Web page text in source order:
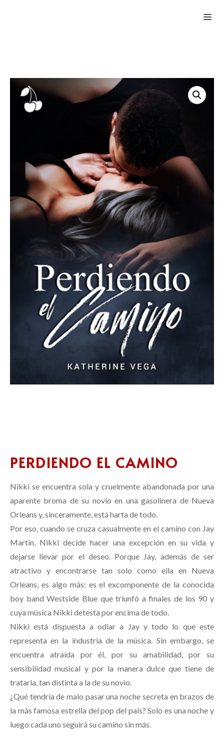
PERDIENDO EL CAMINO
Nikki se encuentra sola y cruelmente abandonada por una
aparente broma de su novio en una gasolinera de Nueva
Orleans y, sinceramente, está harta de todo.
Por eso, cuando se cruza casualmente en el camino con Jay
Martin, Nikki decide hacer una excepción en su vida y
dejarse llevar por el deseo. Porque Jay, además de ser
atractivo y encontrarse tan solo como ella en Nueva
Orleans, es algo más: es el excomponente de la conocida
boy band Westside Blue que triunfó a finales de los 90 y
cuya música Nikki detesta por encima de todo.
Nikki está dispuesta a odiar a Jay y todo lo que este
representa en la industria de la música. Sin embargo, se
encuentra atraída por él, por su amabilidad, por su
sensibilidad musical y por la manera dulce que tiene de
tratarla, tan distinta a la de su novio.
¿Qué tendría de malo pasar una noche secreta en brazos de
la más famosa estrella del pop del país? Solo es una noche y
luego cada uno seguirá su camino sin más.